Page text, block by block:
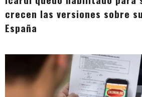
crecen las versiones sobre
España